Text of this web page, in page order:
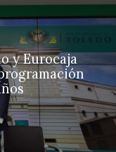
y Eurocaja